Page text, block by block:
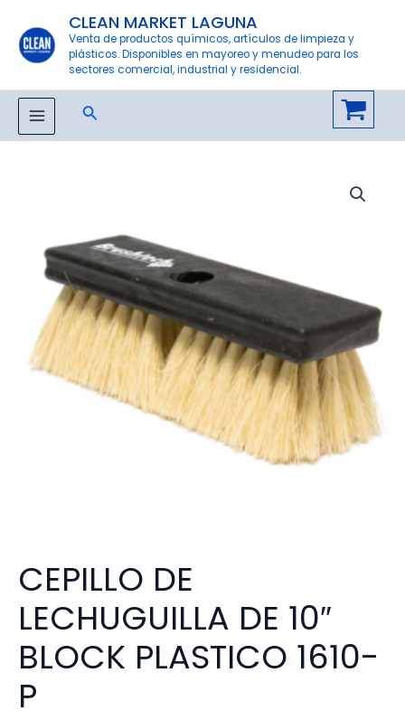
contenido
CLEAN MARKET LAGUNA
Venta de productos químicos, artículos de limpieza y
plásticos. Disponibles en mayoreo y menudeo para los
sectores comercial, industrial y residencial.
MAIN
Buscar
CEPILLO DE
LECHUGUILLA DE 10″
BLOCK PLASTICO 1610-
P